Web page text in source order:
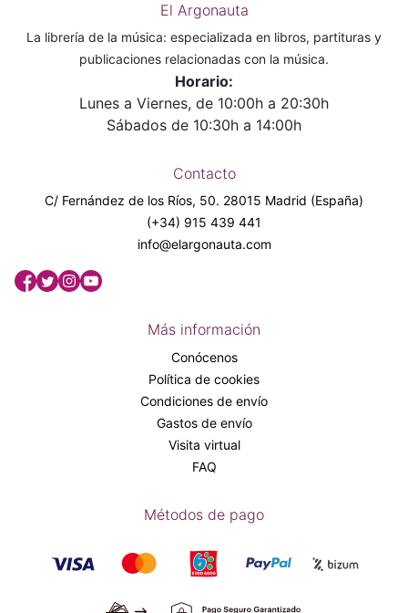
El Argonauta
La librería de la música: especializada en libros, partituras y
publicaciones relacionadas con la música.
Horario:
Lunes a Viernes, de 10:00h a 20:30h
Sábados de 10:30h a 14:00h
Contacto
C/ Fernández de los Ríos, 50. 28015 Madrid (España)
(+34) 915 439 441
info@elargonauta.com
Más información
Conócenos
Política de cookies
Condiciones de envío
Gastos de envío
Visita virtual
FAQ
Métodos de pago